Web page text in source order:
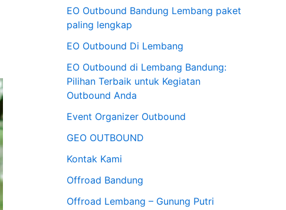
:EO Outbound Bandung Lembang paket
paling lengkap
EO Outbound Di Lembang
EO Outbound di Lembang Bandung:
Pilihan Terbaik untuk Kegiatan
Outbound Anda
Event Organizer Outbound
GEO OUTBOUND
Kontak Kami
Offroad Bandung
Offroad Lembang – Gunung Putri